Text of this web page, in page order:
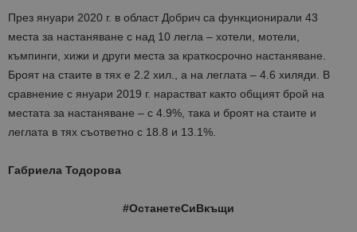
През януари 2020 г. в област Добрич са функционирали 43
места за настаняване с над 10 легла – хотели, мотели,
къмпинги, хижи и други места за краткосрочно настаняване.
Броят на стаите в тях е 2.2 хил., а на леглата – 4.6 хиляди. В
сравнение с януари 2019 г. нарастват както общият брой на
местата за настаняване – с 4.9%, така и броят на стаите и
леглата в тях съответно с 18.8 и 13.1%.
Габриела Тодорова
#ОстанетеСиВкъщи